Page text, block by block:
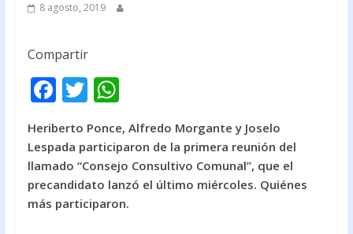
8 agosto, 2019
Compartir
F
e
b
o
o
T
itt
er
W
at
s
A
p
Heriberto Ponce, Alfredo Morgante y Joselo
Lespada participaron de la primera reunión del
llamado “Consejo Consultivo Comunal”, que el
precandidato lanzó el último miércoles. Quiénes
más participaron.